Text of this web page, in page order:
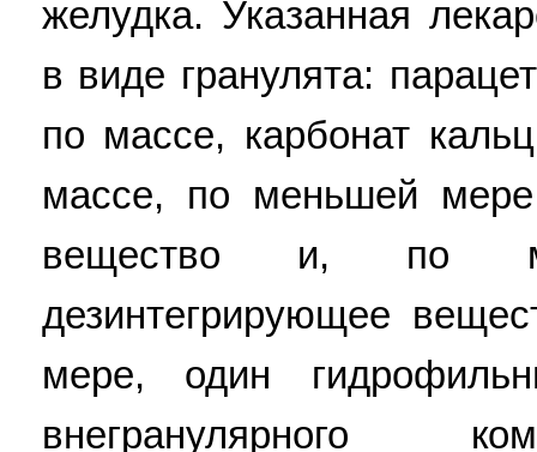
желудка. Указанная
в виде гранулята:
по массе, карбонат
массе, по меньшей
вещество и, по
дезинтегрирующее
мере, один
внегранулярного